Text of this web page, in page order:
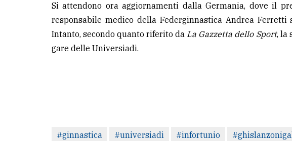
Si attendono ora aggiornamenti dalla Germania, dove il
responsabile medico della FederginnasticaAndrea Ferretti
Intanto, secondo quanto riferito da La Gazzetta dello Sport, la
gare delle Universiadi.
#ginnastica #universiadi #infortunio